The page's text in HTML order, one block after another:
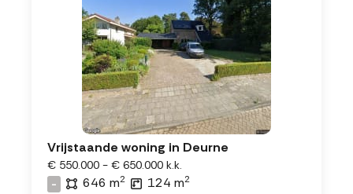
Vrijstaande woning in Deurne
€ 550.000 - € 650.000 k.k.
-
646 m2 124 m2